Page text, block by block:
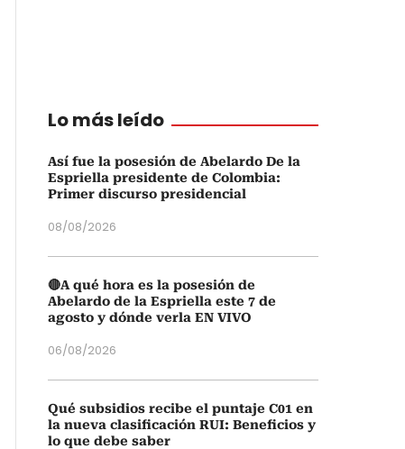
Lo más leído
Así fue la posesión de Abelardo De la
Espriella presidente de Colombia:
Primer discurso presidencial
08/08/2026
🔴A qué hora es la posesión de
Abelardo de la Espriella este 7 de
agosto y dónde verla EN VIVO
06/08/2026
Qué subsidios recibe el puntaje C01 en
la nueva clasificación RUI: Beneficios y
lo que debe saber